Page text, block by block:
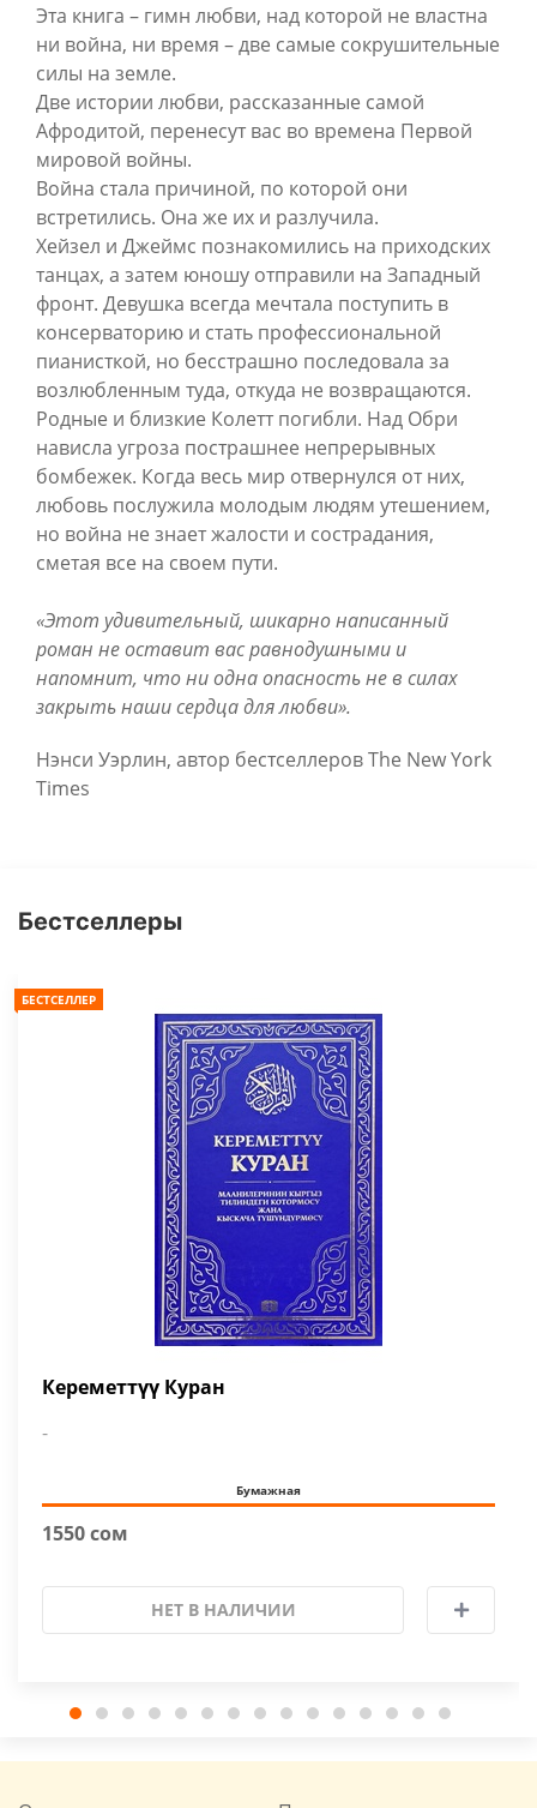
Эта книга – гимн любви, над которой не властна
ни война, ни время – две самые сокрушительные
силы на земле.
Две истории любви, рассказанные самой
Афродитой, перенесут вас во времена Первой
мировой войны.
Война стала причиной, по которой они
встретились. Она же их и разлучила.
Хейзел и Джеймс познакомились на приходских
танцах, а затем юношу отправили на Западный
фронт. Девушка всегда мечтала поступить в
консерваторию и стать профессиональной
пианисткой, но бесстрашно последовала за
возлюбленным туда, откуда не возвращаются.
Родные и близкие Колетт погибли. Над Обри
нависла угроза пострашнее непрерывных
бомбежек. Когда весь мир отвернулся от них,
любовь послужила молодым людям утешением,
но война не знает жалости и сострадания,
сметая все на своем пути.
«Этот удивительный, шикарно написанный
роман не оставит вас равнодушными и
напомнит, что ни одна опасность не в силах
закрыть наши сердца для любви».
Нэнси Уэрлин, автор бестселлеров The New York
Times
Бестселлеры
БЕСТСЕЛЛЕР
Кереметтүү Куран
-
Бумажная
1550 сом
НЕТ В НАЛИЧИИ